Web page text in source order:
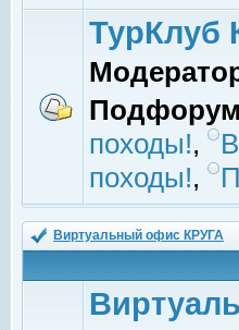
ТурКлуб
походы!,
походы!,
Виртуальный офис КРУГА